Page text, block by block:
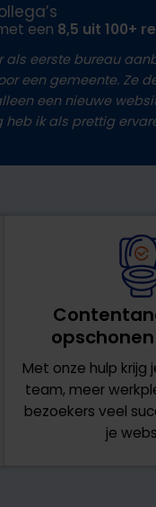
een 8,5 uit 100+
als eerste bureau
een gemeente. Ze
een nieuwe
heb ik als prettig
Met onze hulp krijg
team, meer
bezoekers veel
je